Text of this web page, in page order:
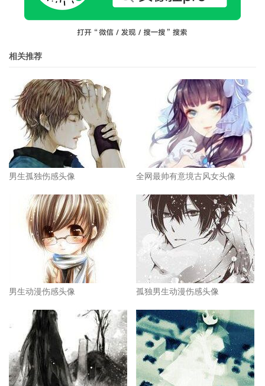
相关推荐
男生孤独伤感头像 全网最帅有意境古风女头像
男生动漫伤感头像 孤独男生动漫伤感头像